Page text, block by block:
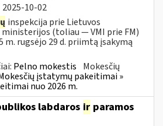
2025-10-02
inspekcija prie Lietuvos
(toliau — VMI prie FM)
m. rugsėjo 29 d. priimtą įsakymą
Pelno mokestis Mokesčių
įstatymų pakeitimai »
nuo 2026 m.
labdaros ir paramos